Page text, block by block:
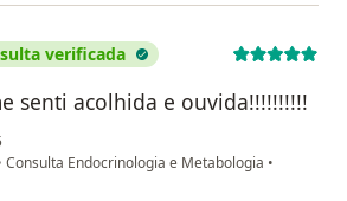
verificada
senti acolhida e ouvida!!!!!!!!!!
Consulta Endocrinologia e Metabologia •